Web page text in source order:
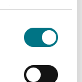
ddewis.
Math
Gais
Isaf